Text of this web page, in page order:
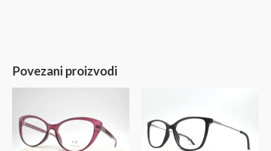
Povezani proizvodi